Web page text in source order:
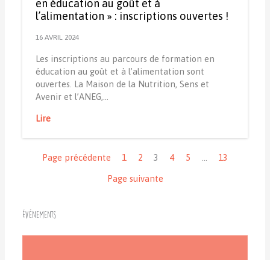
en éducation au goût et à
l’alimentation » : inscriptions ouvertes !
16 AVRIL 2024
Les inscriptions au parcours de formation en
éducation au goût et à l’alimentation sont
ouvertes. La Maison de la Nutrition, Sens et
Avenir et l’ANEG,…
Lire
Page précédente
1 2 3 4 5 13
Page suivante
Événements